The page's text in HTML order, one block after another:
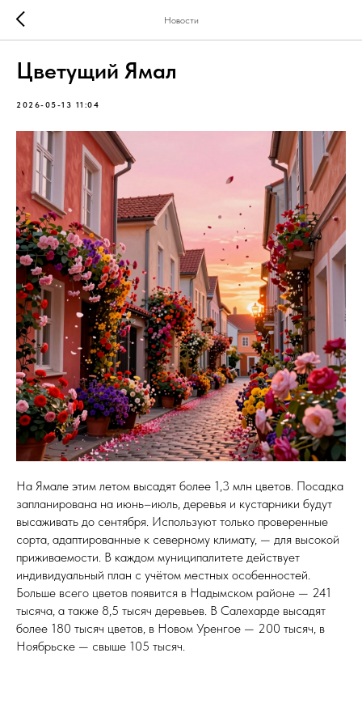
Новости
Цветущий Ямал
2026-05-13 11:04
На Ямале этим летом высадят более 1,3 млн цветов. Посадка
запланирована на июнь–июль, деревья и кустарники будут
высаживать до сентября. Используют только проверенные
сорта, адаптированные к северному климату, — для высокой
приживаемости. В каждом муниципалитете действует
индивидуальный план с учётом местных особенностей.
Больше всего цветов появится в Надымском районе — 241
тысяча, а также 8,5 тысяч деревьев. В Салехарде высадят
более 180 тысяч цветов, в Новом Уренгое — 200 тысяч, в
Ноябрьске — свыше 105 тысяч.